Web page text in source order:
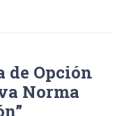
de Opción
Norma